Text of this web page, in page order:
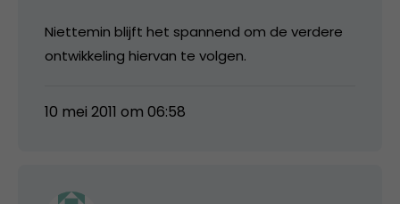
Niettemin blijft het spannend om de verdere
ontwikkeling hiervan te volgen.
10 mei 2011 om 06:58